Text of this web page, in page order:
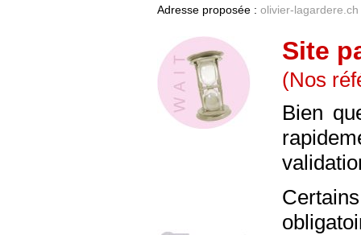
Adresse proposée : olivier-lagardere.ch
Site
(Nos
Bien